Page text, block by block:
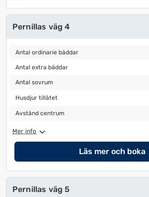
Pernillas väg 4
Antal ordinarie bäddar
Antal ordinarie bäddar
Antal extra bäddar
Antal extra bäddar
Antal sovrum
Antal sovrum
Husdjur tillåtet
Husdjur tillåtet
Avstånd centrum
Avstånd centrum
Mer info
Läs mer och boka
Pernillas väg 5